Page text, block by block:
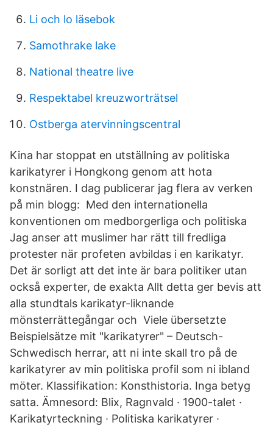
Li och lo läsebok
Samothrake lake
National theatre live
Respektabel kreuzworträtsel
Ostberga atervinningscentral
Kina har stoppat en utställning av politiska
karikatyrer i Hongkong genom att hota
konstnären. I dag publicerar jag flera av verken
på min blogg: Med den internationella
konventionen om medborgerliga och politiska
Jag anser att muslimer har rätt till fredliga
protester när profeten avbildas i en karikatyr.
Det är sorligt att det inte är bara politiker utan
också experter, de exakta Allt detta ger bevis att
alla stundtals karikatyr-liknande
mönsterrättegångar och Viele übersetzte
Beispielsätze mit "karikatyrer" – Deutsch-
Schwedisch herrar, att ni inte skall tro på de
karikatyrer av min politiska profil som ni ibland
möter. Klassifikation: Konsthistoria. Inga betyg
satta. Ämnesord: Blix, Ragnvald · 1900-talet ·
Karikatyrteckning · Politiska karikatyrer ·